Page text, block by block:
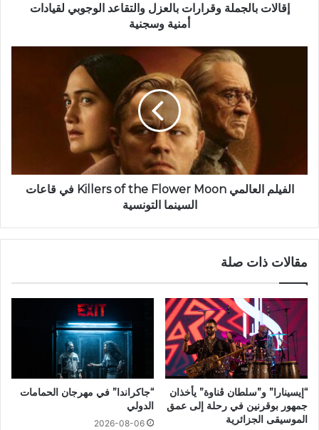
إقالات بالجملة وقرارات بالعزل والتقاعد الوجوبي لقيادات
أمنية وسجنية
الفيلم العالمي Killers of the Flower Moon في قاعات
السينما التونسية
مقالات ذات صلة
“إيسينارا” و”سلطان ڤناوة” يأخذان
جمهور بوقرنين في رحلة إلى عمق
الموسيقى الجزائرية
“جاكراندا” في مهرجان الحمامات
الدولي
2026-08-06